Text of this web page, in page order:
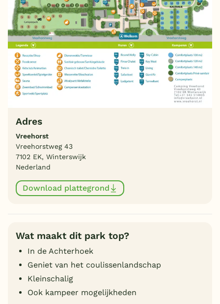
Adres
Vreehorst
Vreehorstweg 43
7102 EK, Winterswijk
Nederland
Download plattegrond
Wat maakt dit park top?
In de Achterhoek
Geniet van het coulissenlandschap
Kleinschalig
Ook kampeer mogelijkheden